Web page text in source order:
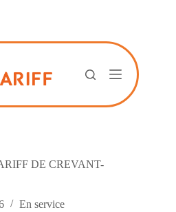
DE CREVANT-
En service